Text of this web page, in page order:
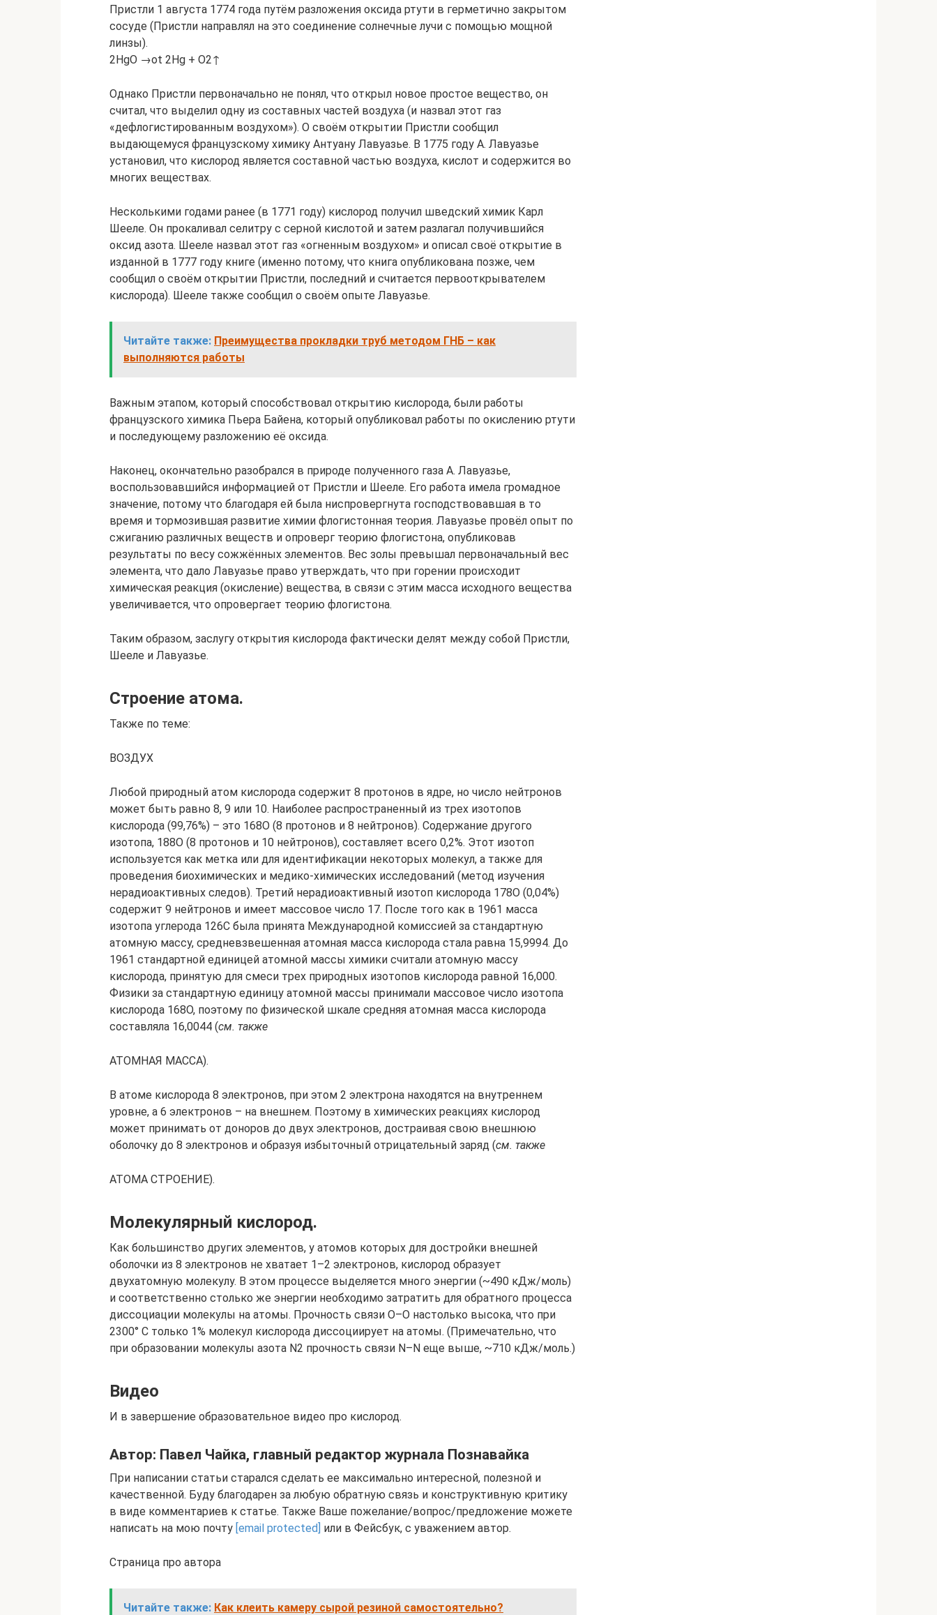
Пристли 1 августа 1774 года путём разложения оксида ртути в герметично закрытом
сосуде (Пристли направлял на это соединение солнечные лучи с помощью мощной
линзы).
2HgO →ot 2Hg + O2↑
Однако Пристли первоначально не понял, что открыл новое простое вещество, он
считал, что выделил одну из составных частей воздуха (и назвал этот газ
«дефлогистированным воздухом»). О своём открытии Пристли сообщил
выдающемуся французскому химику Антуану Лавуазье. В 1775 году А. Лавуазье
установил, что кислород является составной частью воздуха, кислот и содержится во
многих веществах.
Несколькими годами ранее (в 1771 году) кислород получил шведский химик Карл
Шееле. Он прокаливал селитру с серной кислотой и затем разлагал получившийся
оксид азота. Шееле назвал этот газ «огненным воздухом» и описал своё открытие в
изданной в 1777 году книге (именно потому, что книга опубликована позже, чем
сообщил о своём открытии Пристли, последний и считается первооткрывателем
кислорода). Шееле также сообщил о своём опыте Лавуазье.
Читайте также: Преимущества прокладки труб методом ГНБ – как
выполняются работы
Важным этапом, который способствовал открытию кислорода, были работы
французского химика Пьера Байена, который опубликовал работы по окислению ртути
и последующему разложению её оксида.
Наконец, окончательно разобрался в природе полученного газа А. Лавуазье,
воспользовавшийся информацией от Пристли и Шееле. Его работа имела громадное
значение, потому что благодаря ей была ниспровергнута господствовавшая в то
время и тормозившая развитие химии флогистонная теория. Лавуазье провёл опыт по
сжиганию различных веществ и опроверг теорию флогистона, опубликовав
результаты по весу сожжённых элементов. Вес золы превышал первоначальный вес
элемента, что дало Лавуазье право утверждать, что при горении происходит
химическая реакция (окисление) вещества, в связи с этим масса исходного вещества
увеличивается, что опровергает теорию флогистона.
Таким образом, заслугу открытия кислорода фактически делят между собой Пристли,
Шееле и Лавуазье.
Строение атома.
Также по теме:
ВОЗДУХ
Любой природный атом кислорода содержит 8 протонов в ядре, но число нейтронов
может быть равно 8, 9 или 10. Наиболее распространенный из трех изотопов
кислорода (99,76%) – это 168O (8 протонов и 8 нейтронов). Содержание другого
изотопа, 188O (8 протонов и 10 нейтронов), составляет всего 0,2%. Этот изотоп
используется как метка или для идентификации некоторых молекул, а также для
проведения биохимических и медико-химических исследований (метод изучения
нерадиоактивных следов). Третий нерадиоактивный изотоп кислорода 178O (0,04%)
содержит 9 нейтронов и имеет массовое число 17. После того как в 1961 масса
изотопа углерода 126C была принята Международной комиссией за стандартную
атомную массу, средневзвешенная атомная масса кислорода стала равна 15,9994. До
1961 стандартной единицей атомной массы химики считали атомную массу
кислорода, принятую для смеси трех природных изотопов кислорода равной 16,000.
Физики за стандартную единицу атомной массы принимали массовое число изотопа
кислорода 168O, поэтому по физической шкале средняя атомная масса кислорода
составляла 16,0044 (см. также
АТОМНАЯ МАССА).
В атоме кислорода 8 электронов, при этом 2 электрона находятся на внутреннем
уровне, а 6 электронов – на внешнем. Поэтому в химических реакциях кислород
может принимать от доноров до двух электронов, достраивая свою внешнюю
оболочку до 8 электронов и образуя избыточный отрицательный заряд (см. также
АТОМА СТРОЕНИЕ).
Молекулярный кислород.
Как большинство других элементов, у атомов которых для достройки внешней
оболочки из 8 электронов не хватает 1–2 электронов, кислород образует
двухатомную молекулу. В этом процессе выделяется много энергии (~490 кДж/моль)
и соответственно столько же энергии необходимо затратить для обратного процесса
диссоциации молекулы на атомы. Прочность связи O–O настолько высока, что при
2300° С только 1% молекул кислорода диссоциирует на атомы. (Примечательно, что
при образовании молекулы азота N2 прочность связи N–N еще выше, ~710 кДж/моль.)
Видео
И в завершение образовательное видео про кислород.
Автор: Павел Чайка, главный редактор журнала Познавайка
При написании статьи старался сделать ее максимально интересной, полезной и
качественной. Буду благодарен за любую обратную связь и конструктивную критику
в виде комментариев к статье. Также Ваше пожелание/вопрос/предложение можете
написать на мою почту [email protected] или в Фейсбук, с уважением автор.
Страница про автора
Читайте также: Как клеить камеру сырой резиной самостоятельно?